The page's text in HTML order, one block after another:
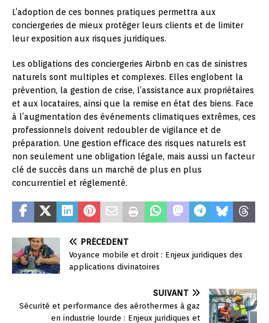
L’adoption de ces bonnes pratiques permettra aux
conciergeries de mieux protéger leurs clients et de limiter
leur exposition aux risques juridiques.
Les obligations des conciergeries Airbnb en cas de sinistres
naturels sont multiples et complexes. Elles englobent la
prévention, la gestion de crise, l’assistance aux propriétaires
et aux locataires, ainsi que la remise en état des biens. Face
à l’augmentation des événements climatiques extrêmes, ces
professionnels doivent redoubler de vigilance et de
préparation. Une gestion efficace des risques naturels est
non seulement une obligation légale, mais aussi un facteur
clé de succès dans un marché de plus en plus
concurrentiel et réglementé.
PRÉCÉDENT
Voyance mobile et droit : Enjeux juridiques des
applications divinatoires
SUIVANT
Sécurité et performance des aérothermes à gaz
en industrie lourde : Enjeux juridiques et